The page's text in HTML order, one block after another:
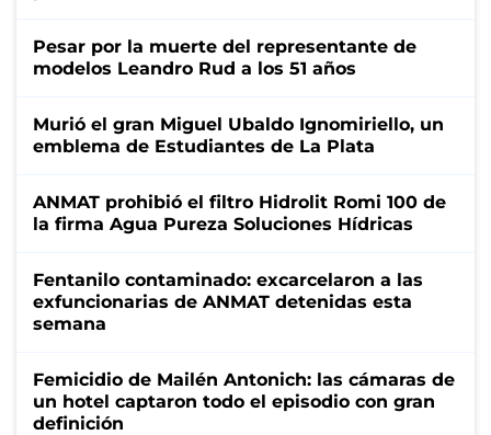
Pesar por la muerte del representante de
modelos Leandro Rud a los 51 años
Murió el gran Miguel Ubaldo Ignomiriello, un
emblema de Estudiantes de La Plata
ANMAT prohibió el filtro Hidrolit Romi 100 de
la firma Agua Pureza Soluciones Hídricas
Fentanilo contaminado: excarcelaron a las
exfuncionarias de ANMAT detenidas esta
semana
Femicidio de Mailén Antonich: las cámaras de
un hotel captaron todo el episodio con gran
definición